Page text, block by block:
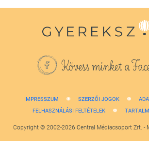
Kövess minket a
IMPRESSZUM SZERZŐI JOGOK
FELHASZNÁLÁSI FELTÉTELEK
Copyright © 2002-2026 Central Médiacsoport Zrt. -